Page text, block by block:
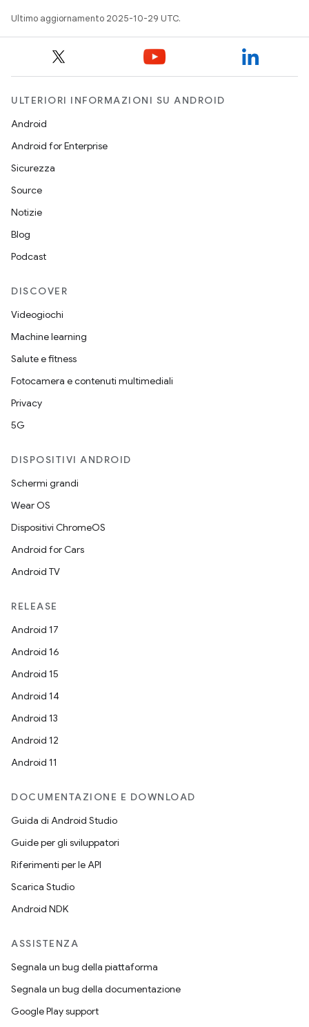
Ultimo aggiornamento 2025-10-29 UTC.
ULTERIORI INFORMAZIONI SU ANDROID
Android
Android for Enterprise
Sicurezza
Source
Notizie
Blog
Podcast
DISCOVER
Videogiochi
Machine learning
Salute e fitness
Fotocamera e contenuti multimediali
Privacy
5G
DISPOSITIVI ANDROID
Schermi grandi
Wear OS
Dispositivi ChromeOS
Android for Cars
Android TV
RELEASE
Android 17
Android 16
Android 15
Android 14
Android 13
Android 12
Android 11
DOCUMENTAZIONE E DOWNLOAD
Guida di Android Studio
Guide per gli sviluppatori
Riferimenti per le API
Scarica Studio
Android NDK
ASSISTENZA
Segnala un bug della piattaforma
Segnala un bug della documentazione
Google Play support